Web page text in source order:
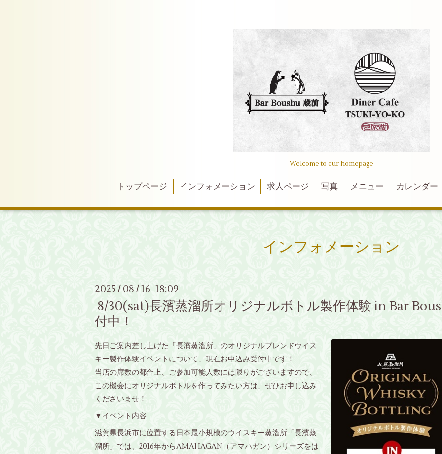
Welcome to our homepage
トップページ インフォメーション 求人ページ 写真 メニュー カレンダー
インフォメーション
2025 / 08 / 16 18:09
8/30(sat)長濱蒸溜所オリジナルボトル製作体験 in Bar
付中！
先日ご案内差し上げた「長濱蒸溜所」のオリジナルブレンドウイス
キー製作体験イベントについて、現在お申込み受付中です！
当店の席数の都合上、ご参加可能人数には限りがございますので、
この機会にオリジナルボトルを作ってみたい方は、ぜひお申し込み
くださいませ！
▼イベント内容
滋賀県長浜市に位置する日本最小規模のウイスキー蒸溜所「長濱蒸
溜所」では、2016年からAMAHAGAN（アマハガン）シリーズをは